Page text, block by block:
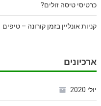
כרטיסי טיסה זולים?
קניות אונליין בזמן קורונה – טיפים
ארכיונים
יולי 2020